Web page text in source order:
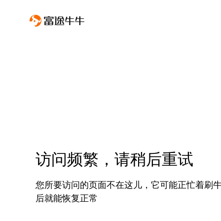
访问频繁，请稍后重试
您所要访问的页面不在这儿，它可能正忙着刷
后就能恢复正常